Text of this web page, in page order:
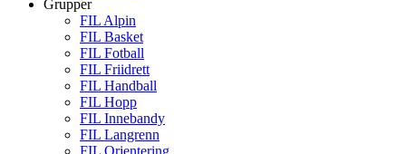
Grupper
FIL Alpin
FIL Basket
FIL Fotball
FIL Friidrett
FIL Handball
FIL Hopp
FIL Innebandy
FIL Langrenn
FIL Orientering